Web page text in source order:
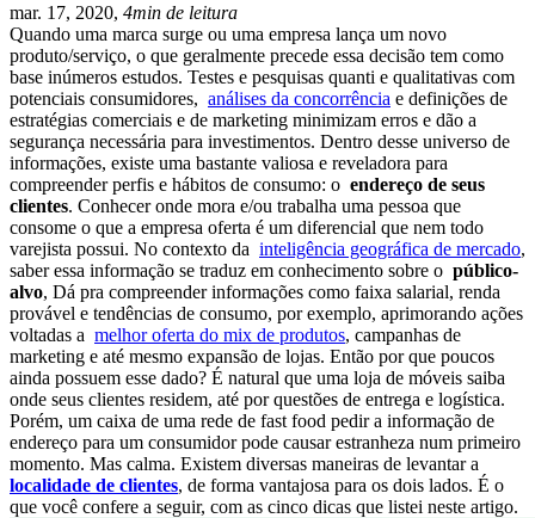
mar. 17, 2020, 4min de leitura
Quando uma marca surge ou uma empresa lança um novo
produto/serviço, o que geralmente precede essa decisão tem como
base inúmeros estudos. Testes e pesquisas quanti e qualitativas com
potenciais consumidores, análises da concorrência e definições de
estratégias comerciais e de marketing minimizam erros e dão a
segurança necessária para investimentos. Dentro desse universo de
informações, existe uma bastante valiosa e reveladora para
compreender perfis e hábitos de consumo: o endereço de seus
clientes. Conhecer onde mora e/ou trabalha uma pessoa que
consome o que a empresa oferta é um diferencial que nem todo
varejista possui. No contexto da inteligência geográfica de mercado,
saber essa informação se traduz em conhecimento sobre o público-
alvo, Dá pra compreender informações como faixa salarial, renda
provável e tendências de consumo, por exemplo, aprimorando ações
voltadas a melhor oferta do mix de produtos, campanhas de
marketing e até mesmo expansão de lojas. Então por que poucos
ainda possuem esse dado? É natural que uma loja de móveis saiba
onde seus clientes residem, até por questões de entrega e logística.
Porém, um caixa de uma rede de fast food pedir a informação de
endereço para um consumidor pode causar estranheza num primeiro
momento. Mas calma. Existem diversas maneiras de levantar a
localidade de clientes, de forma vantajosa para os dois lados. É o
que você confere a seguir, com as cinco dicas que listei neste artigo.